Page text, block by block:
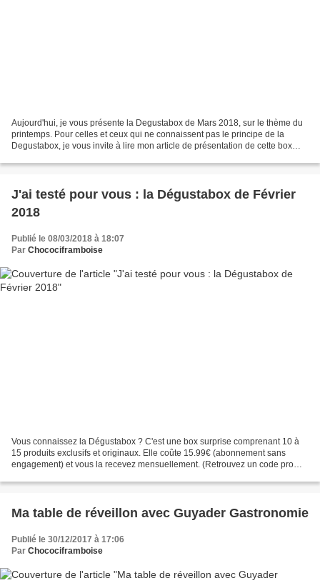
Aujourd'hui, je vous présente la Degustabox de Mars 2018, sur le thème du
printemps. Pour celles et ceux qui ne connaissent pas le principe de la
Degustabox, je vous invite à lire mon article de présentation de cette box
J'ai testé pour vous : la Dégustabox de Février
2018
Publié le 08/03/2018 à 18:07
Par Chocociframboise
Vous connaissez la Dégustabox ? C'est une box surprise comprenant 10 à
15 produits exclusifs et originaux. Elle coûte 15.99€ (abonnement sans
engagement) et vous la recevez mensuellement. (Retrouvez un code promo
Ma table de réveillon avec Guyader Gastronomie
Publié le 30/12/2017 à 17:06
Par Chocociframboise